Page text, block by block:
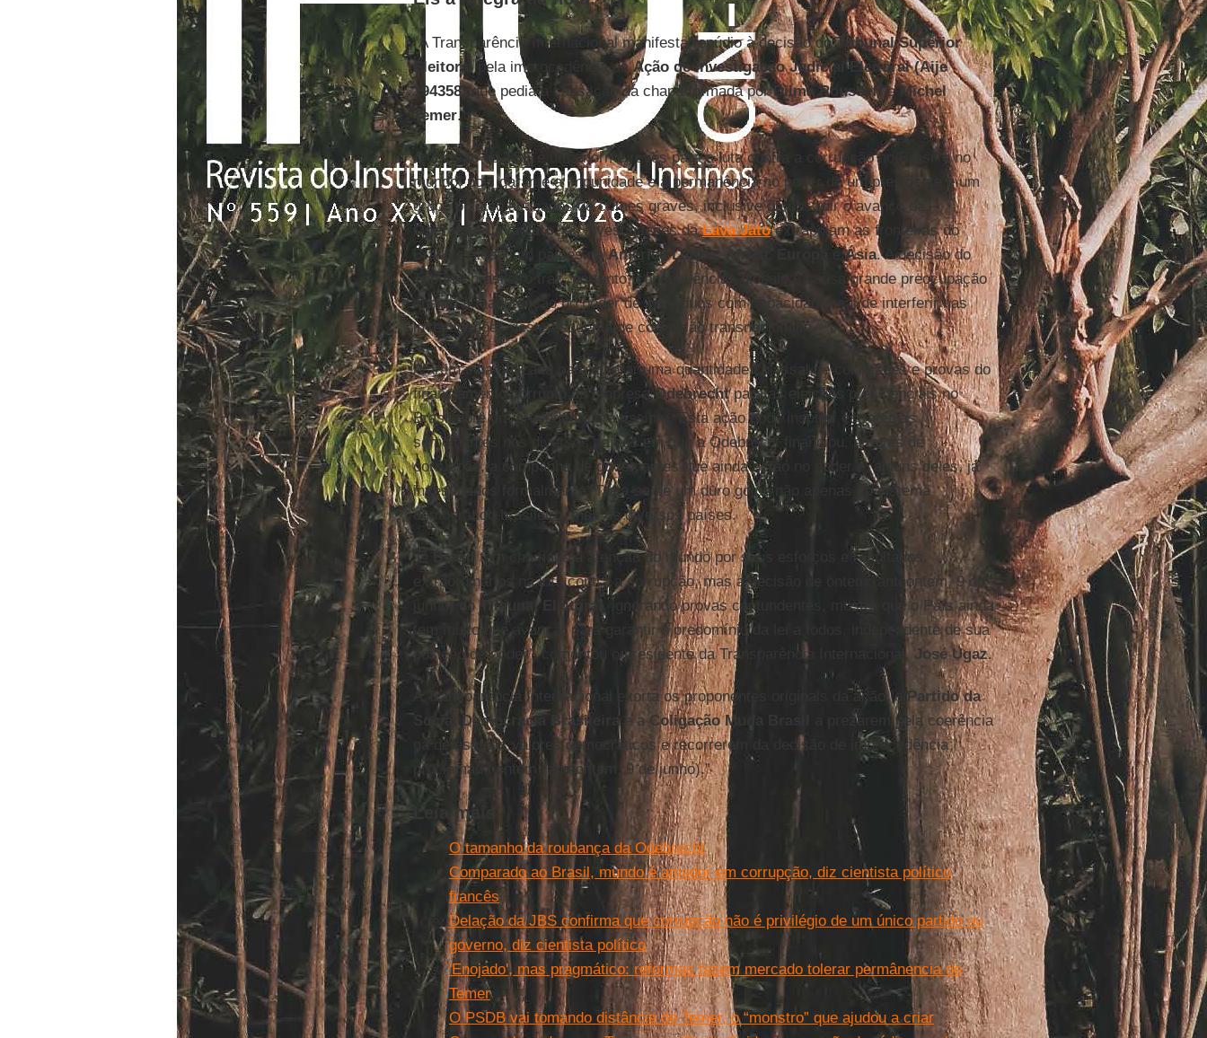
“A Transparência Internacional manifesta repúdio à decisão doTribunal Superior
Eleitoralpela improcedência daAção de Investigação Judicial Eleitoral (Aije
194358) que pedia a cassação da chapa formada porDilma Rousseff e Michel
Temer.
A decisão do TSEé um enorme revés para a luta contra a corrupção no Brasil e no
mundo, pois garante a impunidade e a permanência no poder de um presidente e um
grupo político acusados de crimes graves, inclusive de obstruir o avanço da
Operação Lava Jato. As investigações daLava Jatoextrapolam as fronteiras do
Brasil e alcançam países naAmérica Latina, África eÁsia. A decisão do
Tribunal brasileiro traz, portanto, consequências globais e causa grande preocupação
quanto à manutenção no poder de indivíduos com capacidade real de interferir nas
investigações deste esquema de corrupção transnacional.
A artimanha utilizada para ignorar uma quantidade colossal de confissões e provas do
financiamento corrupto da empresaOdebrechtpara as eleições presidenciais no
Brasil abre um precedente gravíssimo. Esta ação pode inspirar estratégias
semelhantes nos diversos países em que a Odebrecht financiou, através de
corrupção, a campanha de governantes que ainda estão no poder e, alguns deles, já
investigados formalmente. Trata-se de um duro golpe não apenas no sistema
democrático brasileiro, mas de diversos países.
‘O Brasil tem chamado a atenção do mundo por seus esforços e resultados
extraordinários na luta contra a corrupção, mas a decisão de ontem (anteontem, 9 de
junho) doTribunal Eleitoral , ignorando provas contundentes, mostra que o País ainda
tem muito que avançar para garantir o predomínio da lei a todos, independente de sua
posição de poder’, comentou o presidente da Transparência Internacional, José Ugaz.
A Transparência Internacional exorta os proponentes originais da ação, o
Partido da
Social Democracia Brasileirae a Coligação Muda Brasil
a prezarem pela coerência
na defesa dos valores democráticos e recorrerem da decisão de improcedência
proclamada ontem (anteontem, 9 de junho).”
Leia mais
O tamanho da roubança da Odebrecht
Comparado ao Brasil, mundo é amador em corrupção, diz cientista político
francês
Delação da JBS confirma que corrupção não é privilégio de um único partido ou
governo, diz cientista político
'Enojado', mas pragmático: reformas fazem mercado tolerar permânencia de
Temer
O PSDB vai tomando distância de Temer, o “monstro” que ajudou a criar